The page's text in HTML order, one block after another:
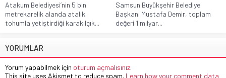
Atakum Belediyesi’nin 5 bin
metrekarelik alanda atalık
tohumla yetiştirdiği karakılçık...
Samsun Büyükşehir Belediye
Başkanı Mustafa Demir, toplam
değeri 1 milyar...
YORUMLAR
Yorum yapabilmek için oturum açmalısınız.
This site uses Akismet to reduce spam. Learn how your comment data